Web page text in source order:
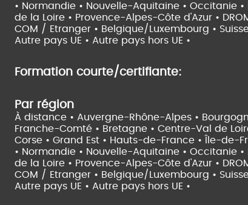
• Normandie • Nouvelle-Aquitaine • Occitanie •
de la Loire • Provence-Alpes-Côte d'Azur •
COM / Etranger • Belgique/Luxembourg •
Autre pays UE • Autre pays hors UE •
Formation courte/certifiante:
Par région
À distance • Auvergne-Rhône-Alpes •
Franche-Comté • Bretagne • Centre-Val de
Corse • Grand Est • Hauts-de-France •
Île-de-
• Normandie • Nouvelle-Aquitaine • Occitanie •
de la Loire • Provence-Alpes-Côte d'Azur •
COM / Etranger • Belgique/Luxembourg •
Autre pays UE • Autre pays hors UE •